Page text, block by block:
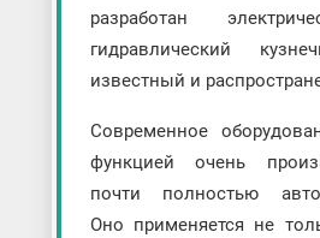
разработан
гидравлический
известный и
Современное
функцией очень
почти полностью
Оно применяется не